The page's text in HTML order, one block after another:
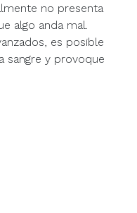
no presenta
algo anda mal.
es posible
sangre y provoque